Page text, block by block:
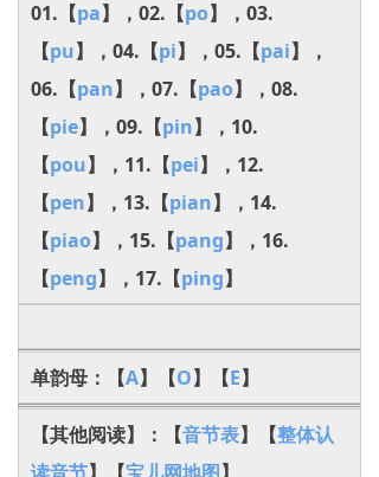
01.【pa】，02.【po】，03.
【pu】，04.【pi】，05.【pai】，
06.【pan】，07.【pao】，08.
【pie】，09.【pin】，10.
【pou】，11.【pei】，12.
【pen】，13.【pian】，14.
【piao】，15.【pang】，16.
【peng】，17.【ping】
单韵母：【A】【O】【E】
【其他阅读】：【音节表】【整体认